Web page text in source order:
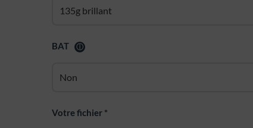
BAT ⓘ
Votre fichier *